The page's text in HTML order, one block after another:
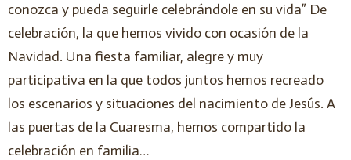
conozca y pueda seguirle celebrándole en su vida” De
celebración, la que hemos vivido con ocasión de la
Navidad. Una fiesta familiar, alegre y muy
participativa en la que todos juntos hemos recreado
los escenarios y situaciones del nacimiento de Jesús. A
las puertas de la Cuaresma, hemos compartido la
celebración en familia…